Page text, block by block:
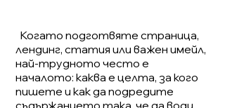
Когато подготвяте страница,
лендинг, статия или важен имейл,
най-трудното често е
началото: каква е целта, за кого
пишете и как да подредите
съдържанието така, че да води